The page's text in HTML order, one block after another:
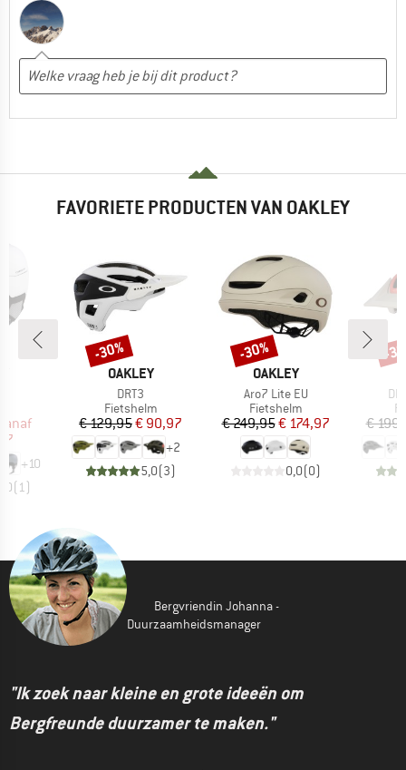
FAVORIETE PRODUCTEN VAN OAKLEY
prijs
+10
(1)
MERK
OAKLEY
Artikel
DRT3
Productgroep
Fietshelm
Prijs
€ 129,95Verlaagde prijs
€ 90,97
+2
5,0(3)
Korting
-30%
MERK
OAKLEY
Artikel
Aro7 Lite EU
Productgroep
Fietshelm
Prijs
€ 249,95Verlaagde prijs
€ 174,97
0,0(0)
Korting
-30%
€
-
Bergvriendin Johanna -
Duurzaamheidsmanager
"Ik zoek naar kleine en grote ideeën om
Bergfreunde duurzamer te maken."